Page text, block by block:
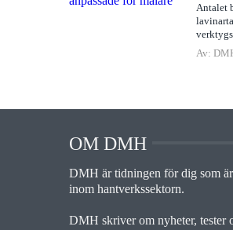
Antalet
sitt...
Av:
OM DMH
DMH är tidningen för dig som
inom hantverkssektorn.
DMH skriver om nyheter, tester